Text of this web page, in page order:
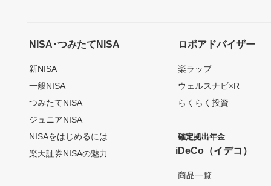
NISA･つみたてNISA
新NISA
一般NISA
つみたてNISA
ジュニアNISA
NISAをはじめるには
楽天証券NISAの魅力
ロボアドバイザー
楽ラップ
ウェルスナビ×R
らくらく投資
確定拠出年金
iDeCo（イデコ）
商品一覧